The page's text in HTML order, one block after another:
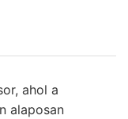
ahol a
alaposan